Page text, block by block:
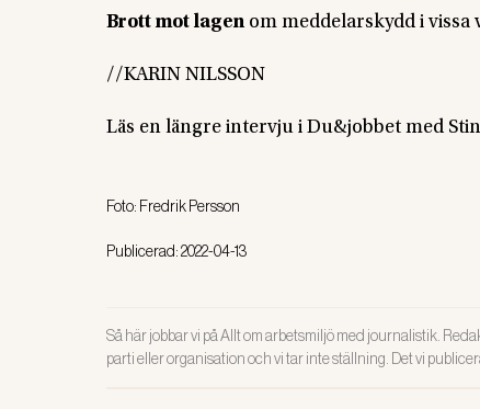
Brott mot lagen om meddelarskydd i
//KARIN NILSSON
Läs en längre intervju i Du&jobbet med
Foto: Fredrik Persson
Publicerad:2022-04-13
Så här jobbar vi på Allt om arbetsmiljö med journalistik.
parti eller organisation och vi tar inte ställning. Det vi